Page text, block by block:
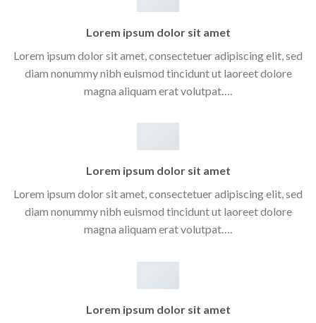
Lorem ipsum dolor sit amet
Lorem ipsum dolor sit amet, consectetuer adipiscing elit, sed
diam nonummy nibh euismod tincidunt ut laoreet dolore
magna aliquam erat volutpat….
Lorem ipsum dolor sit amet
Lorem ipsum dolor sit amet, consectetuer adipiscing elit, sed
diam nonummy nibh euismod tincidunt ut laoreet dolore
magna aliquam erat volutpat….
Lorem ipsum dolor sit amet